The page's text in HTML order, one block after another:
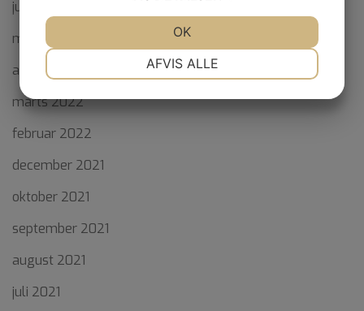
juni 2022
maj 2022
april 2022
marts 2022
februar 2022
december 2021
oktober 2021
september 2021
august 2021
juli 2021
AFVIS ALLE
OK